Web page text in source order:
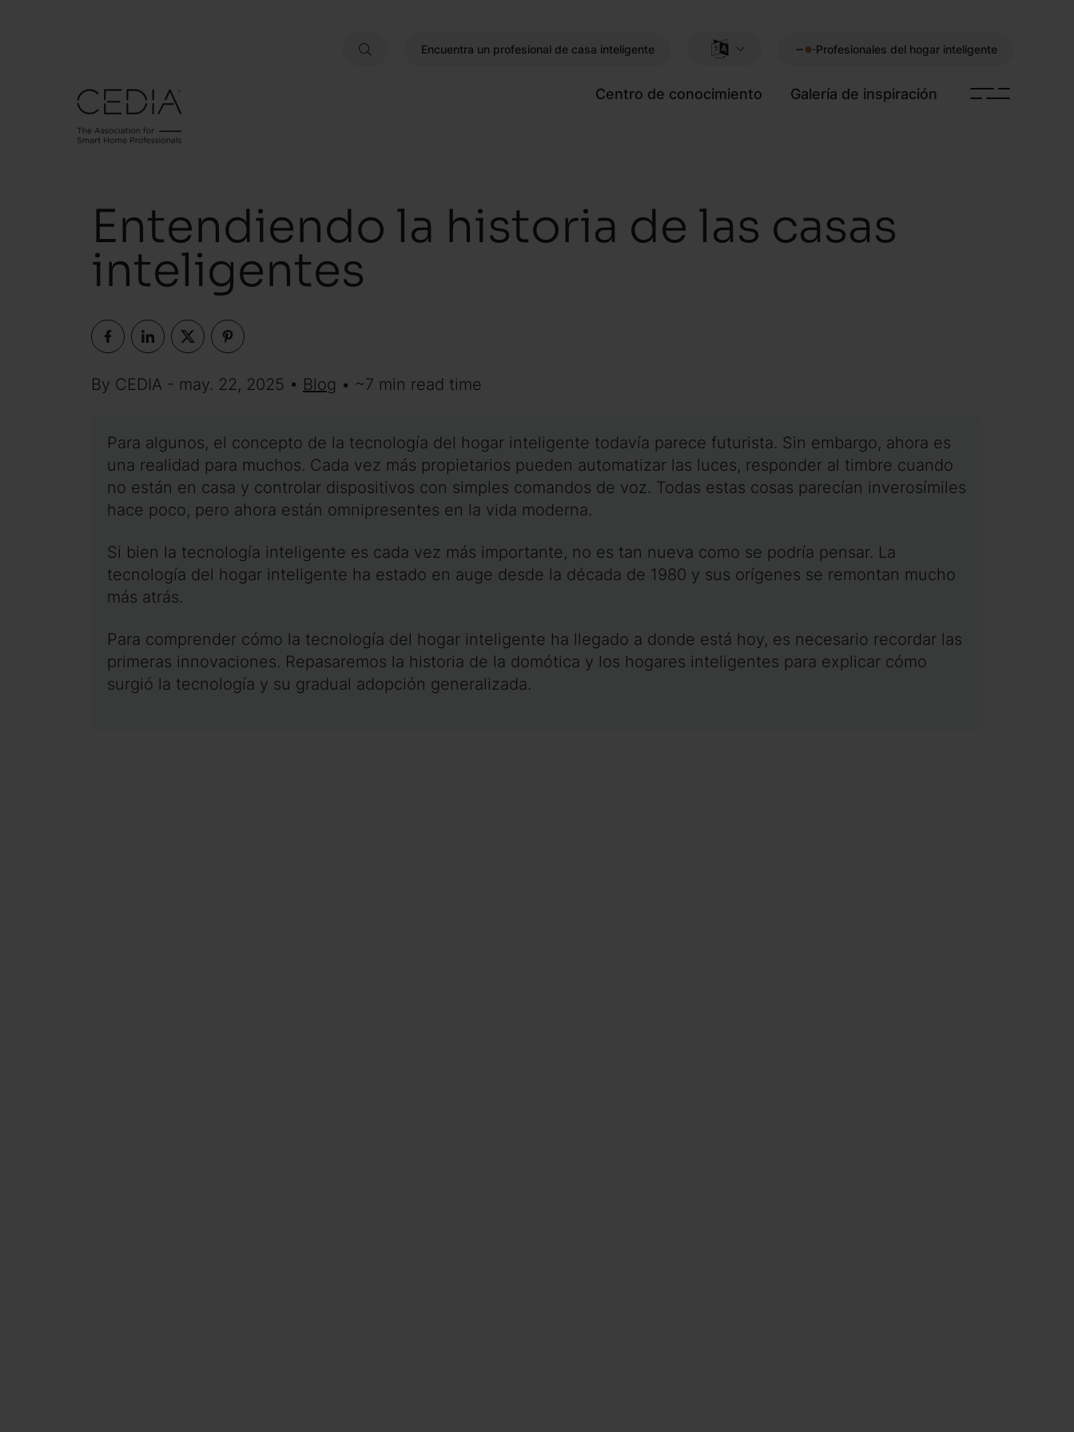
Encuentra un profesional de casa inteligente Profesionales del hogar inteligente
Centro de conocimiento Galería de inspiración
Entendiendo la historia de las casas
inteligentes
By CEDIA - may. 22, 2025 • Blog • ~7 min read time
Para algunos, el concepto de la tecnología del hogar inteligente todavía parece futurista. Sin embargo, ahora es
una realidad para muchos. Cada vez más propietarios pueden automatizar las luces, responder al timbre cuando
no están en casa y controlar dispositivos con simples comandos de voz. Todas estas cosas parecían inverosímiles
hace poco, pero ahora están omnipresentes en la vida moderna.
Si bien la tecnología inteligente es cada vez más importante, no es tan nueva como se podría pensar. La
tecnología del hogar inteligente ha estado en auge desde la década de 1980 y sus orígenes se remontan mucho
más atrás.
Para comprender cómo la tecnología del hogar inteligente ha llegado a donde está hoy, es necesario recordar las
primeras innovaciones. Repasaremos la historia de la domótica y los hogares inteligentes para explicar cómo
surgió la tecnología y su gradual adopción generalizada.